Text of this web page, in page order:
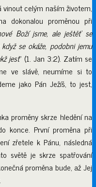
celým naším životem,
dokonalou proměnou při
Boží jsme, ale ještěť se
se okáže, podobni jemu
jest“ (1. Jan 3:2). Zatím se
ve slávě, neumíme si to
jako Pán Ježíš, to jest,
proměny skrze hledění na
konce. První proměna při
zřetele k Pánu, následná
světě je skrze spatřování
proměna bude, až Jej